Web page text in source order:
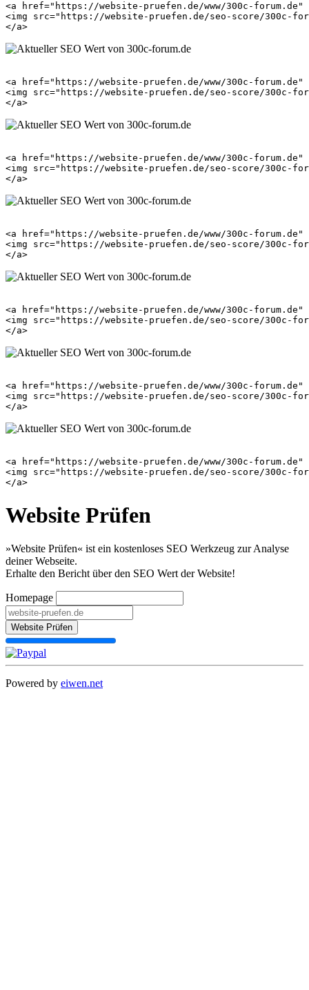
<a href="https://website-pruefen.de/www/300c-
<img src="https://website-pruefen.de/seo-score/300c-
<a href="https://website-pruefen.de/www/300c-
<img src="https://website-pruefen.de/seo-score/300c-
<a href="https://website-pruefen.de/www/300c-
<img src="https://website-pruefen.de/seo-score/300c-
<a href="https://website-pruefen.de/www/300c-
<img src="https://website-pruefen.de/seo-score/300c-
<a href="https://website-pruefen.de/www/300c-
<img src="https://website-pruefen.de/seo-score/300c-
<a href="https://website-pruefen.de/www/300c-
<img src="https://website-pruefen.de/seo-score/300c-
<a href="https://website-pruefen.de/www/300c-
<img src="https://website-pruefen.de/seo-score/300c-
Website Prüfen
»Website Prüfen« ist ein kostenloses SEO Werkzeug zur Analyse
deiner Webseite.
Erhalte den Bericht über den SEO Wert der Website!
Homepage
Website Prüfen
Powered by eiwen.net